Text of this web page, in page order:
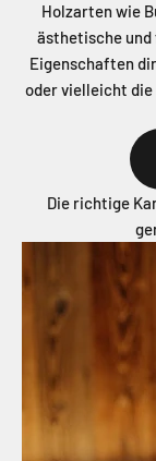
Holzarten wie
ästhetische
Eigenschaften
oder vielleicht
Die richtige